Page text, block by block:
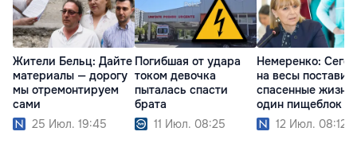
Жители Бельц: Дайте
материалы — дорогу
мы отремонтируем
сами
25 Июл. 19:45
Погибшая от удара
током девочка
пыталась спасти
брата
11 Июл. 08:25
Немеренко:
на весы
спасенные жизни
один пищеблок
12 Июл. 08:12